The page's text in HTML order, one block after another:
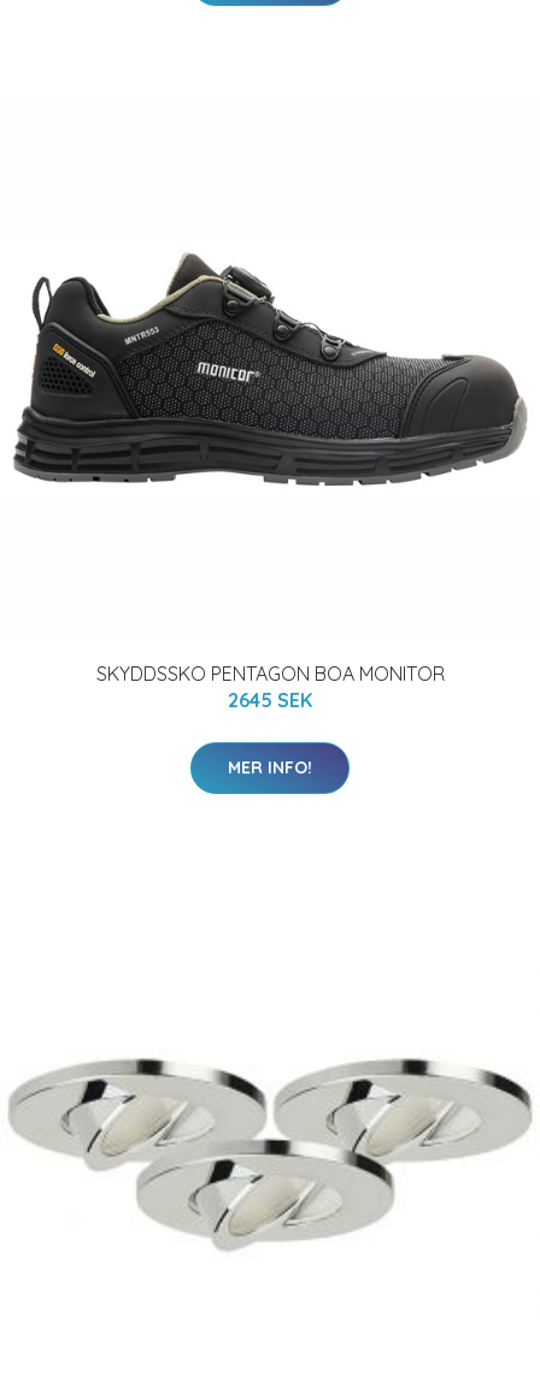
SKYDDSSKO PENTAGON BOA MONITOR
2645 SEK
MER INFO!